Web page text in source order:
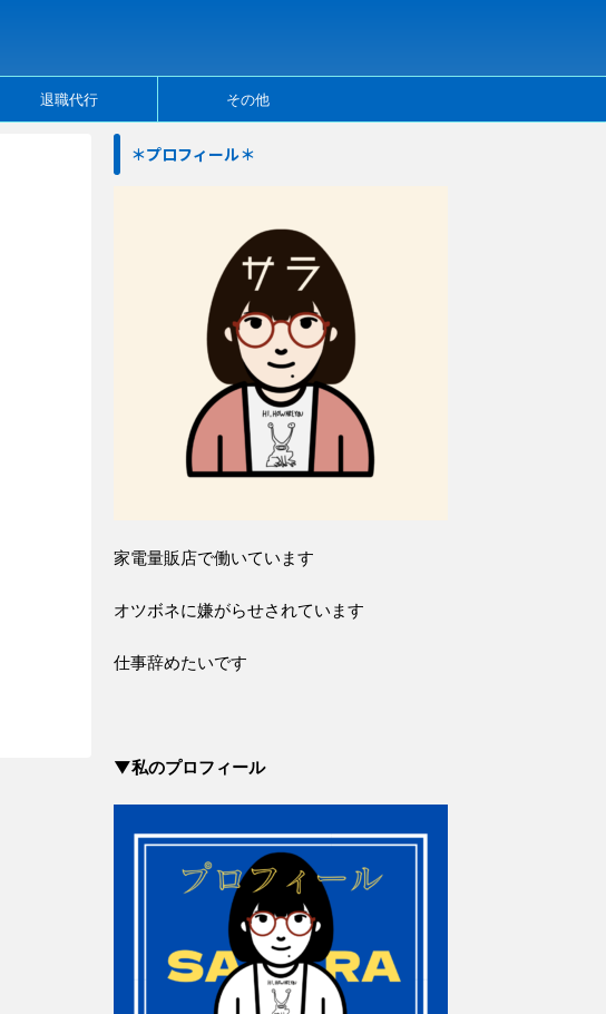
退職代行 その他
＊プロフィール＊
家電量販店で働いています
オツボネに嫌がらせされています
仕事辞めたいです
▼私のプロフィール